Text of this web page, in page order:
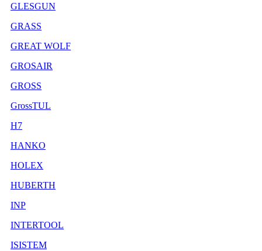
GLESGUN
GRASS
GREAT WOLF
GROSAIR
GROSS
GrossTUL
H7
HANKO
HOLEX
HUBERTH
INP
INTERTOOL
ISISTEM